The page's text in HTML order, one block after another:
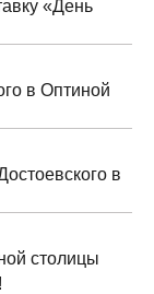
«День
в Оптиной
в
столицы